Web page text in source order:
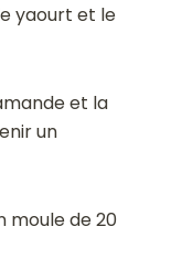
yaourt et le
et la
un
moule de 20